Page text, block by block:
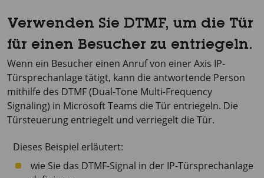
Verwenden Sie DTMF, um die Tür
für einen Besucher zu entriegeln.
Wenn ein Besucher einen Anruf von einer Axis IP-
Türsprechanlage tätigt, kann die antwortende Person
mithilfe des DTMF (Dual-Tone Multi-Frequency
Signaling) in Microsoft Teams die Tür entriegeln. Die
Türsteuerung entriegelt und verriegelt die Tür.
Dieses Beispiel erläutert:
wie Sie das DTMF-Signal in der IP-Türsprechanlage